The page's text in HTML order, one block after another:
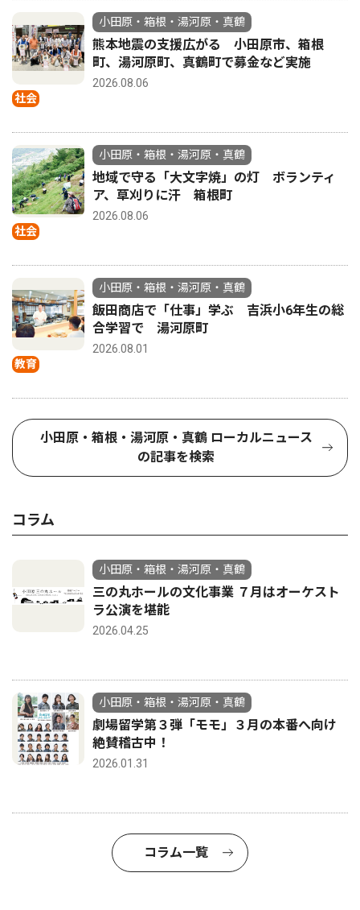
社会
小田原・箱根・湯河原・真鶴
熊本地震の支援広がる 小田原市、箱根
町、湯河原町、真鶴町で募金など実施
2026.08.06
社会
小田原・箱根・湯河原・真鶴
地域で守る「大文字焼」の灯 ボランティ
ア、草刈りに汗 箱根町
2026.08.06
教育
小田原・箱根・湯河原・真鶴
飯田商店で「仕事」学ぶ 吉浜小6年生の総
合学習で 湯河原町
2026.08.01
小田原・箱根・湯河原・真鶴 ローカルニュース
の記事を検索
コラム
小田原・箱根・湯河原・真鶴
三の丸ホールの文化事業 ７月はオーケスト
ラ公演を堪能
2026.04.25
小田原・箱根・湯河原・真鶴
劇場留学第３弾「モモ」３月の本番へ向け
絶賛稽古中！
2026.01.31
コラム一覧